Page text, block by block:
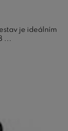
je ideálním
...